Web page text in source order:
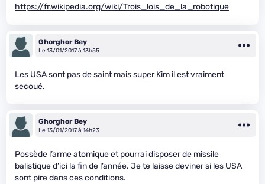
https://fr.wikipedia.org/wiki/Trois_lois_de_la_robotique
Ghorghor Bey
Le 13/01/2017 à 13h55
Les USA sont pas de saint mais super Kim il est vraiment
secoué.
Ghorghor Bey
Le 13/01/2017 à 14h23
Possède l’arme atomique et pourrai disposer de missile
balistique d’ici la fin de l’année. Je te laisse deviner si les USA
sont pire dans ces conditions.